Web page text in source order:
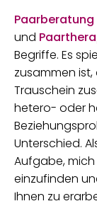
Paarberatung
und
Begriffe. Es
zusammen
Trauschein
hetero- oder
Unterschied.
Aufgabe, mich
einzufinden
Ihnen zu